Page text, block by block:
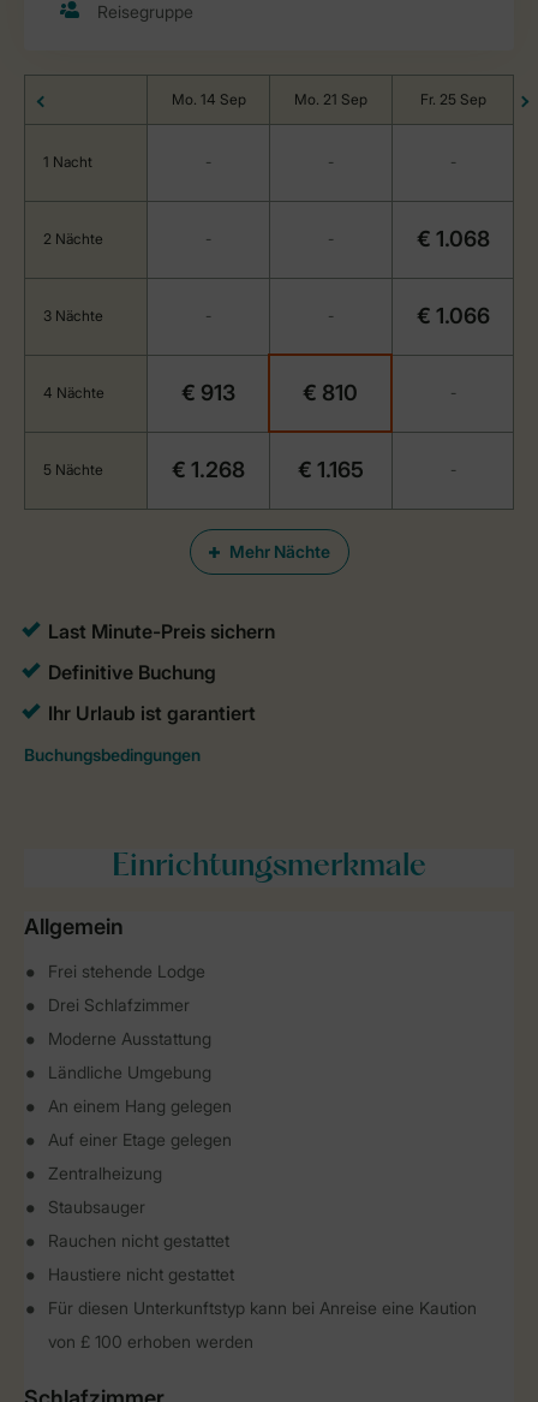
Mehr Nächte
Mo. 14 Sep Mo. 21 Sep Fr. 25 Sep
1 Nacht - - -
2 Nächte - - € 1.068
3 Nächte - - € 1.066
4 Nächte € 913 € 810 -
5 Nächte € 1.268 € 1.165 -
Einrichtungsmerkmale
Allgemein
Frei stehende Lodge
Drei Schlafzimmer
Moderne Ausstattung
Ländliche Umgebung
An einem Hang gelegen
Auf einer Etage gelegen
Zentralheizung
Staubsauger
Rauchen nicht gestattet
Haustiere nicht gestattet
Für diesen Unterkunftstyp kann bei Anreise eine Kaution
von £ 100 erhoben werden